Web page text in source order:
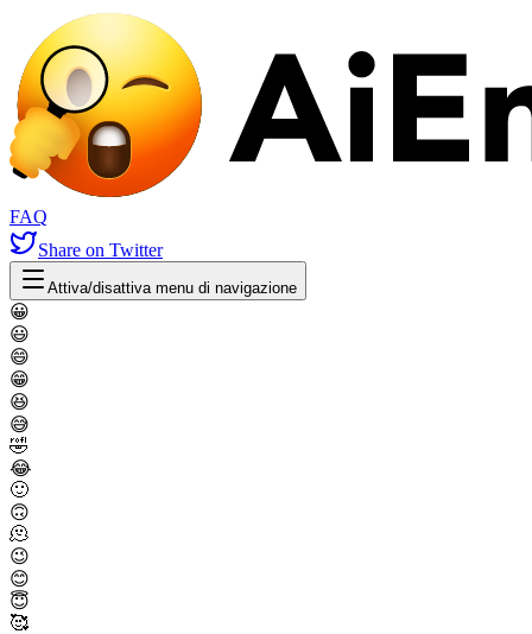
FAQ
Share on Twitter
Attiva/disattiva menu di navigazione
😀
😃
😄
😁
😆
😅
🤣
😂
🙂
🙃
🫠
😉
😊
😇
🥰